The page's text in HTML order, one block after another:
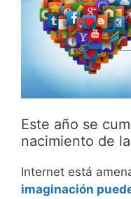
Este año se
nacimiento de
Internet está
imaginación